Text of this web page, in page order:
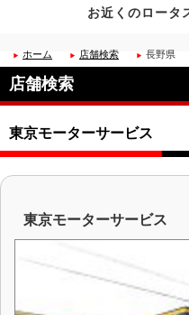
お近くのロータ
ホーム 店舗検索 長野県
店舗検索
東京モーターサービス
東京モーターサービス